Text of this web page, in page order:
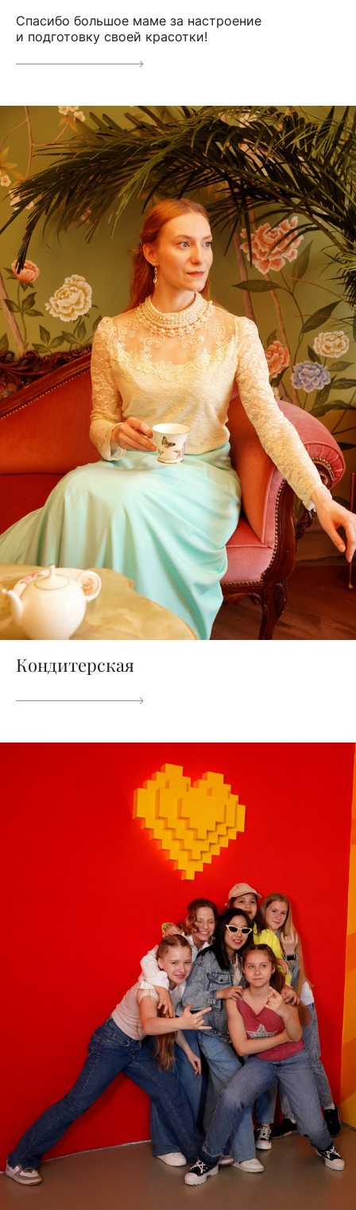
Спасибо большое маме за настроение
и подготовку своей красотки!
Кондитерская